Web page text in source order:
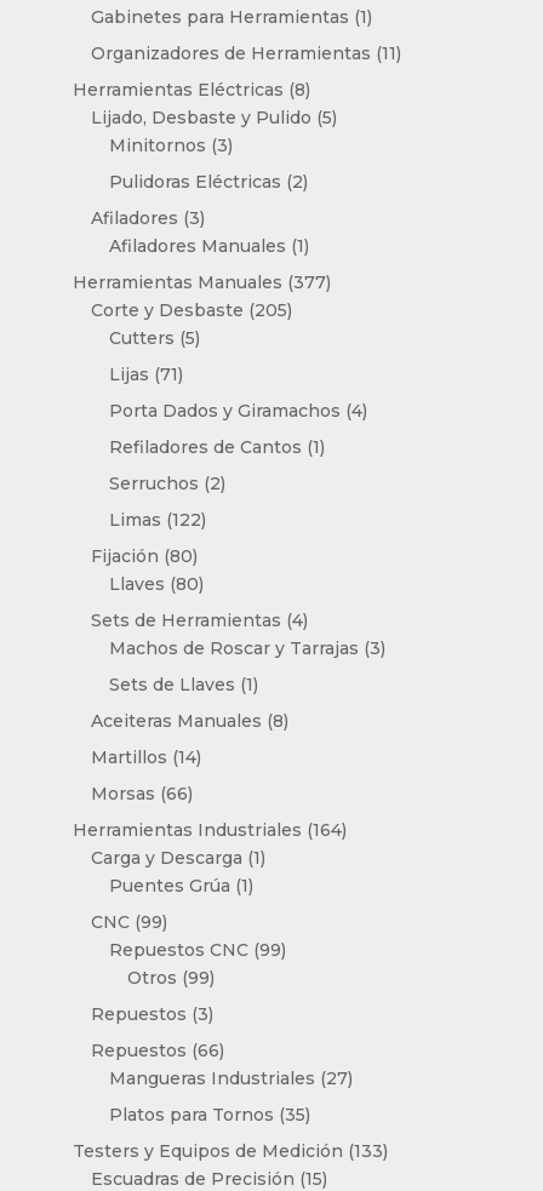
productos
Gabinetes para Herramientas 11
producto
Organizadores de Herramientas 1111
Herramientas Eléctricas 88
productos
Lijado, Desbaste y Pulido 55
Minitornos 33
productos
Pulidoras Eléctricas 22
Afiladores 33
productos
Afiladores Manuales 11
producto
Herramientas Manuales 377377
Corte y Desbaste 205205
Cutters 55
Lijas 7171
productos
Porta Dados y Giramachos 44
Refiladores de Cantos 11
Serruchos 22
Limas 122122
Fijación 8080
productos
Llaves 8080
productos
Sets de Herramientas 44
productos
Machos de Roscar y Tarrajas 33
Sets de Llaves 11
producto
Aceiteras Manuales 88
Martillos 1414
Morsas 6666
productos
Herramientas Industriales 164164
Carga y Descarga 11
Puentes Grúa 11
CNC 9999
productos
Repuestos CNC 9999
Otros 9999
productos
Repuestos 33
productos
Repuestos 6666
productos
Mangueras Industriales 2727
Platos para Tornos 3535
productos
Testers y Equipos de Medición 133133
Escuadras de Precisión 1515